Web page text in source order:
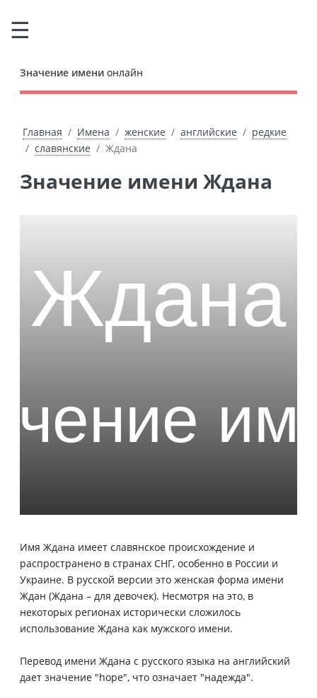
Значение имени онлайн
Главная Имена женские английские
редкие
славянские
Ждана
Значение имени Ждана
Имя Ждана имеет славянское происхождение и
распространено в странах СНГ, особенно в России и
Украине. В русской версии это женская форма имени
Ждан (Ждана – для девочек). Несмотря на это, в
некоторых регионах исторически сложилось
использование Ждана как мужского имени.
Перевод имени Ждана с русского языка на английский
дает значение "hope", что означает "надежда".